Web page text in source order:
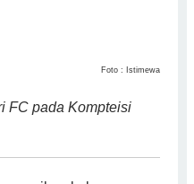
Foto : Istimewa
FC pada Kompteisi